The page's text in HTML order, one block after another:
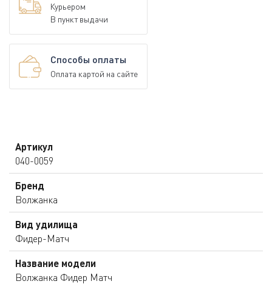
Курьером
В пункт выдачи
Способы оплаты
Оплата картой на сайте
Артикул
040-0059
Бренд
Волжанка
Вид удилища
Фидер-Матч
Название модели
Волжанка Фидер Матч